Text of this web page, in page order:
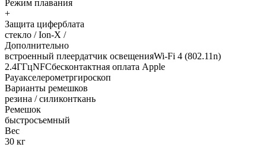
Режим плавания
+
Защита циферблата
стекло / Ion-X /
Дополнительно
встроенный плеердатчик освещенияWi-Fi 4 (802.11n)
2.4ГГцNFCбесконтактная оплата Apple
Payакселерометргироскоп
Варианты ремешков
резина / силиконткань
Ремешок
быстросъемный
Вес
30 кг